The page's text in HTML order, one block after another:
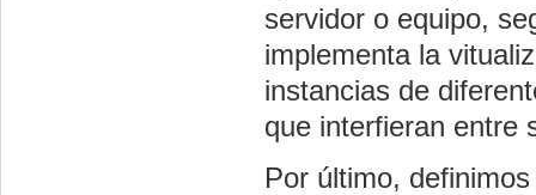
servidor o equipo,
implementa la
instancias de
que interfieran entre
Por último,